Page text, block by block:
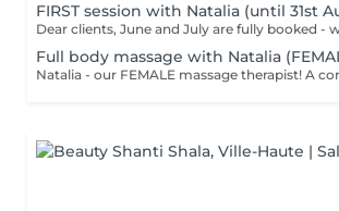
FIRST session with Natalia (until 31st
Full body massage with Natalia